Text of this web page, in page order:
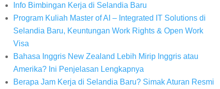
Info Bimbingan Kerja di Selandia Baru
Program Kuliah Master of AI – Integrated IT Solutions di
Selandia Baru, Keuntungan Work Rights & Open Work
Visa
Bahasa Inggris New Zealand Lebih Mirip Inggris atau
Amerika? Ini Penjelasan Lengkapnya
Berapa Jam Kerja di Selandia Baru? Simak Aturan Resmi